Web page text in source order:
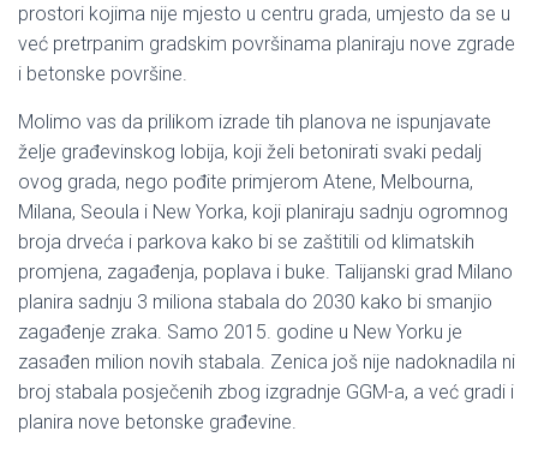
prostori kojima nije mjesto u centru grada, umjesto da se u
već pretrpanim gradskim površinama planiraju nove zgrade
i betonske površine.
Molimo vas da prilikom izrade tih planova ne ispunjavate
želje građevinskog lobija, koji želi betonirati svaki pedalj
ovog grada, nego pođite primjerom Atene, Melbourna,
Milana, Seoula i New Yorka, koji planiraju sadnju ogromnog
broja drveća i parkova kako bi se zaštitili od klimatskih
promjena, zagađenja, poplava i buke. Talijanski grad Milano
planira sadnju 3 miliona stabala do 2030 kako bi smanjio
zagađenje zraka. Samo 2015. godine u New Yorku je
zasađen milion novih stabala. Zenica još nije nadoknadila ni
broj stabala posječenih zbog izgradnje GGM-a, a već gradi i
planira nove betonske građevine.